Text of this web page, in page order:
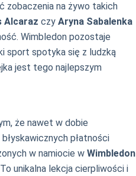
zobaczenia na żywo takich
Alcaraz czy Aryna Sabalenka
Wimbledon pozostaje
sport spotyka się z ludzką
jest tego najlepszym
że nawet w dobie
płatności
w namiocie w Wimbledon
unikalna lekcja cierpliwości i